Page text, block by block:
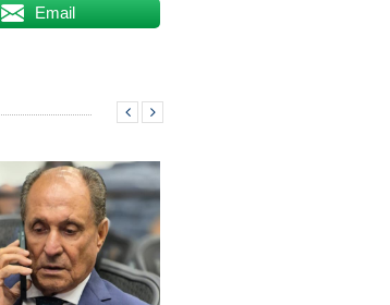
Email